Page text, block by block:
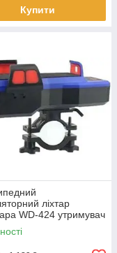
Купити
ліхтар
WD-424 утримувач
з кріпленням